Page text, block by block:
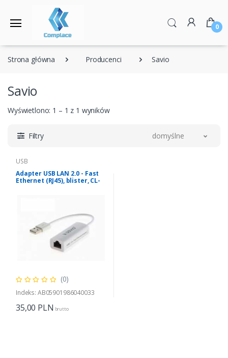
0
Strona główna Producenci Savio
Savio
Wyświetlono: 1 – 1 z 1 wyników
Filtry domyślne
USB
Adapter USB LAN 2.0 - Fast
Ethernet (RJ45), blister, CL-
(0)
Indeks: AB05901986040033
35,00 PLN brutto